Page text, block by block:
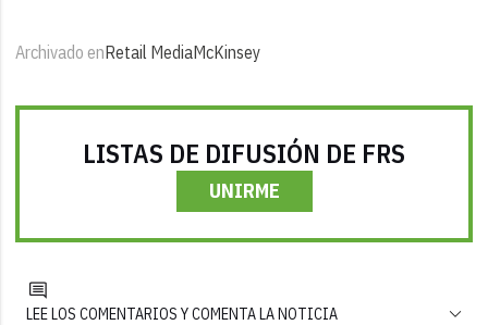
Archivado enRetail MediaMcKinsey
LISTAS DE DIFUSIÓN DE FRS
UNIRME
LEE LOS COMENTARIOS Y COMENTA LA NOTICIA